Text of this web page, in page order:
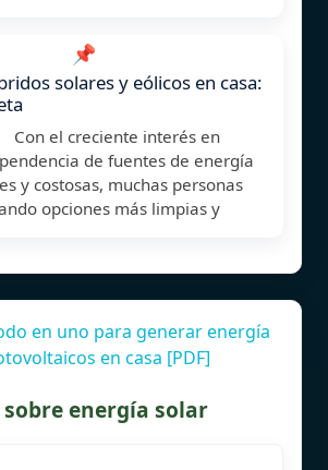
📌
solares y eólicos en casa:
el creciente interés en
de fuentes de energía
y costosas, muchas personas
opciones más limpias y
en uno para generar energía
en casa [PDF]
energía solar